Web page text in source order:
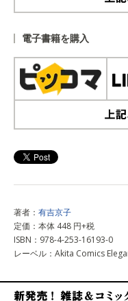
電子書籍を購入
著者： 有吉京子
定価：本体 448 円+税
ISBN：978-4-253-16193-0
レーベル：Akita Comics